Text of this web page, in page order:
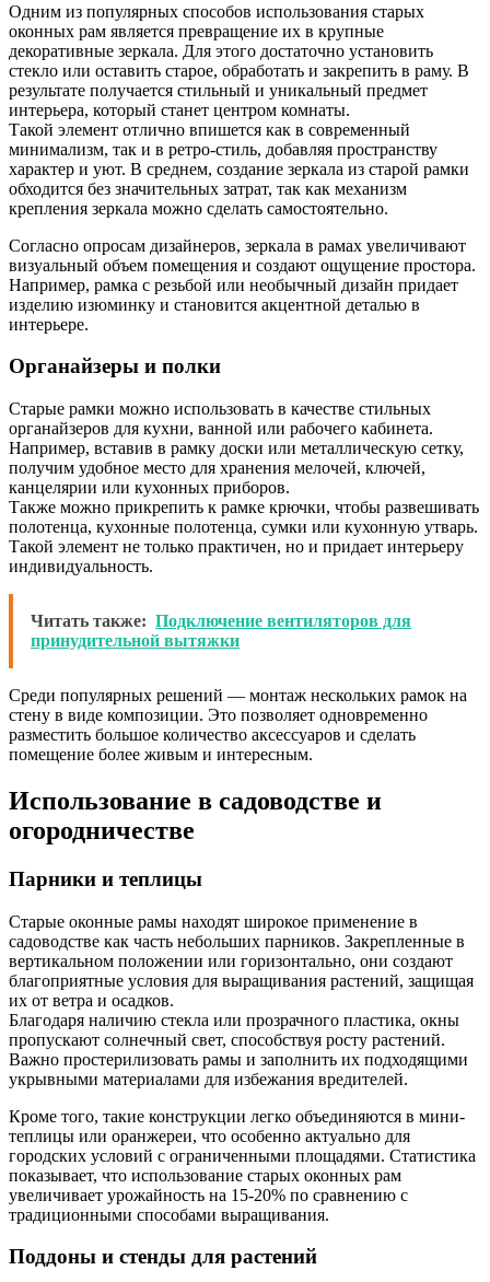
Одним из популярных способов использования старых
оконных рам является превращение их в крупные
декоративные зеркала. Для этого достаточно установить
стекло или оставить старое, обработать и закрепить в раму. В
результате получается стильный и уникальный предмет
интерьера, который станет центром комнаты.
Такой элемент отлично впишется как в современный
минимализм, так и в ретро-стиль, добавляя пространству
характер и уют. В среднем, создание зеркала из старой рамки
обходится без значительных затрат, так как механизм
крепления зеркала можно сделать самостоятельно.
Согласно опросам дизайнеров, зеркала в рамах увеличивают
визуальный объем помещения и создают ощущение простора.
Например, рамка с резьбой или необычный дизайн придает
изделию изюминку и становится акцентной деталью в
интерьере.
Органайзеры и полки
Старые рамки можно использовать в качестве стильных
органайзеров для кухни, ванной или рабочего кабинета.
Например, вставив в рамку доски или металлическую сетку,
получим удобное место для хранения мелочей, ключей,
канцелярии или кухонных приборов.
Также можно прикрепить к рамке крючки, чтобы развешивать
полотенца, кухонные полотенца, сумки или кухонную утварь.
Такой элемент не только практичен, но и придает интерьеру
индивидуальность.
Читать также: Подключение вентиляторов для
принудительной вытяжки
Среди популярных решений — монтаж нескольких рамок на
стену в виде композиции. Это позволяет одновременно
разместить большое количество аксессуаров и сделать
помещение более живым и интересным.
Использование в садоводстве и
огородничестве
Парники и теплицы
Старые оконные рамы находят широкое применение в
садоводстве как часть небольших парников. Закрепленные в
вертикальном положении или горизонтально, они создают
благоприятные условия для выращивания растений, защищая
их от ветра и осадков.
Благодаря наличию стекла или прозрачного пластика, окны
пропускают солнечный свет, способствуя росту растений.
Важно простерилизовать рамы и заполнить их подходящими
укрывными материалами для избежания вредителей.
Кроме того, такие конструкции легко объединяются в мини-
теплицы или оранжереи, что особенно актуально для
городских условий с ограниченными площадями. Статистика
показывает, что использование старых оконных рам
увеличивает урожайность на 15-20% по сравнению с
традиционными способами выращивания.
Поддоны и стенды для растений